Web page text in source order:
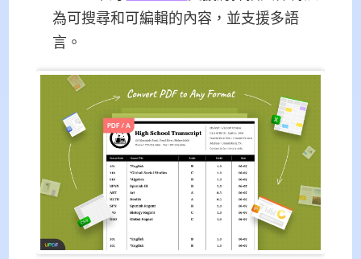
為可搜尋和可編輯的內容，並支援多語
言。